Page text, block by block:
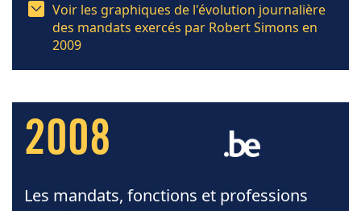
Voir les graphiques de l'évolution journalière
des mandats exercés par Robert Simons en
2009
2008
Les mandats, fonctions et professions